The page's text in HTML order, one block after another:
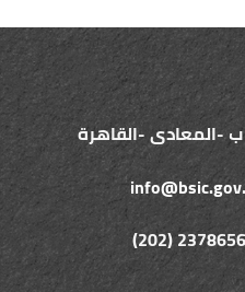
ب -المعادى -القاهرة